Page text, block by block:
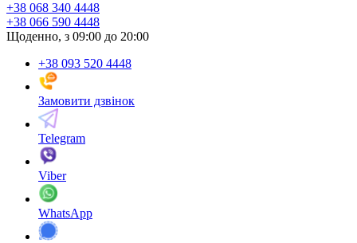
+38 068 340 4448
+38 066 590 4448
Щоденно, з 09:00 до 20:00
+38 093 520 4448
Замовити дзвінок
Telegram
Viber
WhatsApp